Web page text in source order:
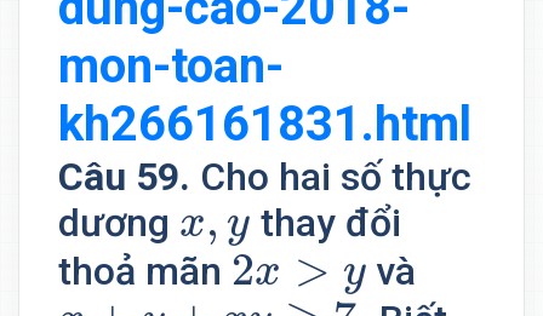
mon-toan-
kh266161831.html
Câu 59. Cho hai số thực
dương x, y
x,y
thay đổi
thoả mãn 2x > y
2x>y và
x+y+xy≥7.